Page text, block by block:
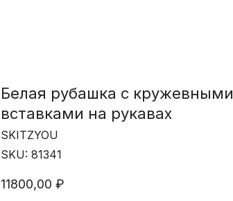
Белая рубашка с кружевными
вставками на рукавах
SKITZYOU
SKU: 81341
11800,00 ₽